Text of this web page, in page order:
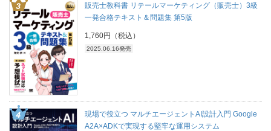
販売士教科書 リテールマーケティング（販売士）3級
一発合格テキスト＆問題集 第5版
1,760円（税込）
2025.06.16発売
現場で役立つ マルチエージェントAI設計入門 Google
A2A×ADKで実現する堅牢な運用システム